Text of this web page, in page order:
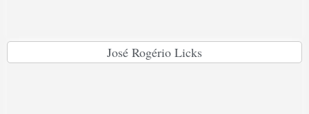
José Rogério Licks